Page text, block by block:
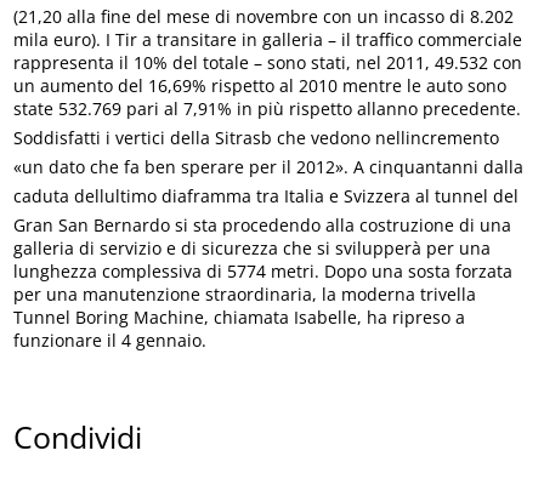
(21,20 alla fine del mese di novembre con un incasso di 8.202
mila euro). I Tir a transitare in galleria – il traffico commerciale
rappresenta il 10% del totale – sono stati, nel 2011, 49.532 con
un aumento del 16,69% rispetto al 2010 mentre le auto sono
state 532.769 pari al 7,91% in più rispetto allanno precedente.
Soddisfatti i vertici della Sitrasb che vedono nellincremento
«un dato che fa ben sperare per il 2012». A cinquantanni dalla
caduta dellultimo diaframma tra Italia e Svizzera al tunnel del
Gran San Bernardo si sta procedendo alla costruzione di una
galleria di servizio e di sicurezza che si svilupperà per una
lunghezza complessiva di 5774 metri. Dopo una sosta forzata
per una manutenzione straordinaria, la moderna trivella
Tunnel Boring Machine, chiamata Isabelle, ha ripreso a
funzionare il 4 gennaio.
Condividi